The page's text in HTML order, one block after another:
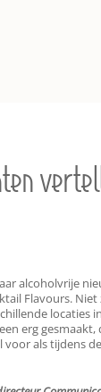
alcoholvrije
Flavours.
locaties
erg gesmaakt,
voor als tijdens